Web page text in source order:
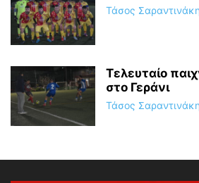
Τάσος
Τελευταίο
στο Γεράνι
Τάσος